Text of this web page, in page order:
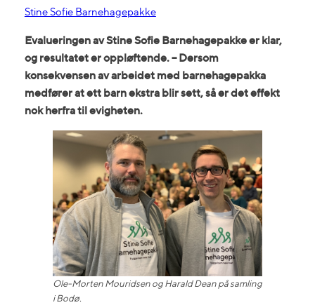
Stine Sofie Barnehagepakke
Evalueringen av Stine Sofie Barnehagepakke er klar,
og resultatet er oppløftende. – Dersom
konsekvensen av arbeidet med barnehagepakka
medfører at ett barn ekstra blir sett, så er det effekt
nok herfra til evigheten.
Ole-Morten Mouridsen og Harald Dean på samling
i Bodø.